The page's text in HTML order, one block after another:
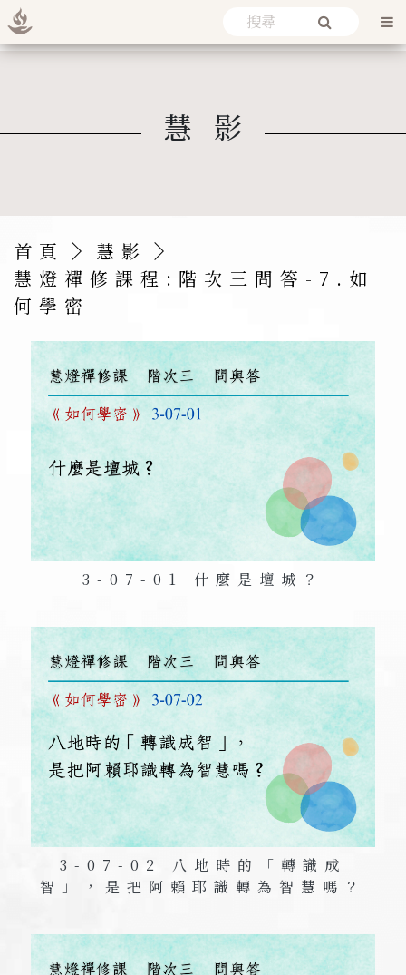
慧影
首頁
慧影
慧燈禪修課程:階次三問答-7. 如
何學密
3-07-01 什麼是壇城？
3-07-02 八地時的「轉識成
智」，是把阿賴耶識轉為智慧嗎？